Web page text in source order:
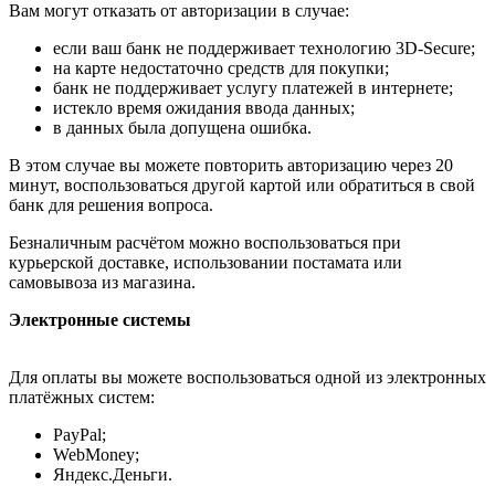
Вам могут отказать от авторизации в случае:
если ваш банк не поддерживает технологию 3D-Secure;
на карте недостаточно средств для покупки;
банк не поддерживает услугу платежей в интернете;
истекло время ожидания ввода данных;
в данных была допущена ошибка.
В этом случае вы можете повторить авторизацию через 20
минут, воспользоваться другой картой или обратиться в свой
банк для решения вопроса.
Безналичным расчётом можно воспользоваться при
курьерской доставке, использовании постамата или
самовывоза из магазина.
Электронные системы
Для оплаты вы можете воспользоваться одной из электронных
платёжных систем:
PayPal;
WebMoney;
Яндекс.Деньги.